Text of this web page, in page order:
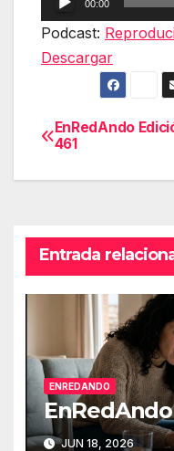
de
00:00
Podcast:
Descargar
de
EnRedAndo
461
Entrada
ENREDANDO
JUN 18, 2026